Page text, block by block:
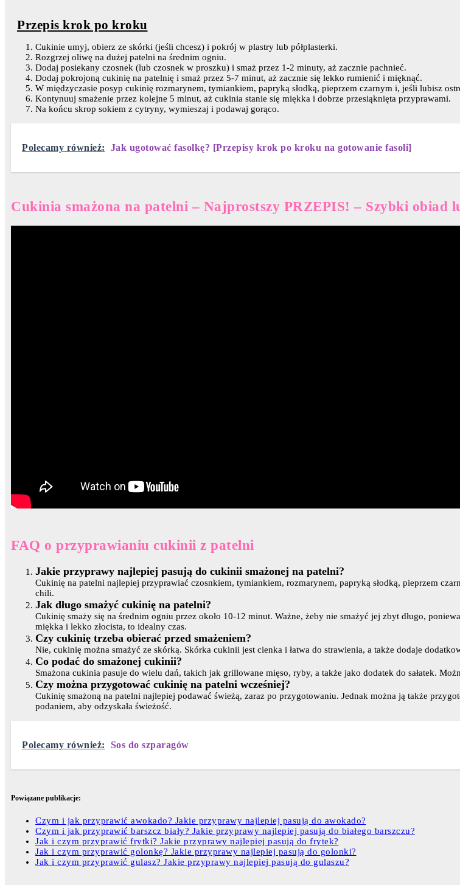
Przepis krok po kroku
Cukinie umyj, obierz ze skórki (jeśli chcesz) i pokrój w plastry lub półplasterki.
Rozgrzej oliwę na dużej patelni na średnim ogniu.
Dodaj posiekany czosnek (lub czosnek w proszku) i smaż przez 1-2 minuty, aż zacznie pachnieć.
Dodaj pokrojoną cukinię na patelnię i smaż przez 5-7 minut, aż zacznie się lekko rumienić i mięknąć.
W międzyczasie posyp cukinię rozmarynem, tymiankiem, papryką słodką, pieprzem czarnym i, jeśli lubisz
Kontynuuj smażenie przez kolejne 5 minut, aż cukinia stanie się miękka i dobrze przesiąknięta przyprawami.
Na końcu skrop sokiem z cytryny, wymieszaj i podawaj gorąco.
Polecamy również: Jak ugotować fasolkę? [Przepisy krok po kroku na gotowanie fasoli]
Cukinia smażona na patelni – Najprostszy PRZEPIS! – Szybki obiad
FAQ o przyprawianiu cukinii z patelni
Jakie przyprawy najlepiej pasują do cukinii smażonej na patelni?
Cukinię na patelni najlepiej przyprawiać czosnkiem, tymiankiem, rozmarynem, papryką słodką, pieprzem
chili.
Jak długo smażyć cukinię na patelni?
Cukinię smaży się na średnim ogniu przez około 10-12 minut. Ważne, żeby nie smażyć jej zbyt długo,
miękka i lekko złocista, to idealny czas.
Czy cukinię trzeba obierać przed smażeniem?
Nie, cukinię można smażyć ze skórką. Skórka cukinii jest cienka i łatwa do strawienia, a także dodaje
Co podać do smażonej cukinii?
Smażona cukinia pasuje do wielu dań, takich jak grillowane mięso, ryby, a także jako dodatek do sałatek.
Czy można przygotować cukinię na patelni wcześniej?
Cukinię smażoną na patelni najlepiej podawać świeżą, zaraz po przygotowaniu. Jednak można ją także
podaniem, aby odzyskała świeżość.
Polecamy również: Sos do szparagów
Powiązane publikacje:
Czym i jak przyprawić awokado? Jakie przyprawy najlepiej pasują do awokado?
Czym i jak przyprawić barszcz biały? Jakie przyprawy najlepiej pasują do białego barszczu?
Jak i czym przyprawić frytki? Jakie przyprawy najlepiej pasują do frytek?
Jak i czym przyprawić golonkę? Jakie przyprawy najlepiej pasują do golonki?
Jak i czym przyprawić gulasz? Jakie przyprawy najlepiej pasują do gulaszu?